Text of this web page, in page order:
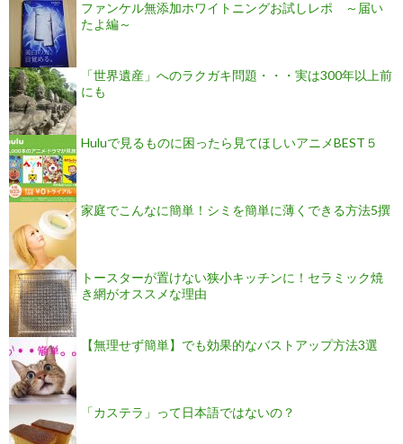
ファンケル無添加ホワイトニングお試しレポ ～届い
たよ編～
「世界遺産」へのラクガキ問題・・・実は300年以上前
にも
Huluで見るものに困ったら見てほしいアニメBEST５
家庭でこんなに簡単！シミを簡単に薄くできる方法5撰
トースターが置けない狭小キッチンに！セラミック焼
き網がオススメな理由
【無理せず簡単】でも効果的なバストアップ方法3選
「カステラ」って日本語ではないの？